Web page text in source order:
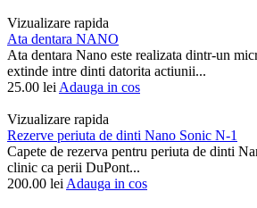
Vizualizare rapida
Ata dentara NANO
Ata dentara Nano este realizata dintr-un
extinde intre dinti datorita actiunii...
25.00 lei Adauga in cos
Vizualizare rapida
Rezerve periuta de dinti Nano Sonic N-1
Capete de rezerva pentru periuta de dinti
clinic ca perii DuPont...
200.00 lei Adauga in cos